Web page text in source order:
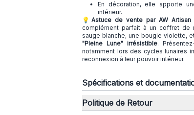
En décoration, elle apporte
intérieur.
💡Astuce de vente par AW Artisan
complément parfait à un coffret de
sauge blanche, une bougie violette,
"Pleine Lune" irrésistible.
notamment lors des cycles lunaires
reconnexion à leur pouvoir intérieur.
Spécifications et
Politique de Retour